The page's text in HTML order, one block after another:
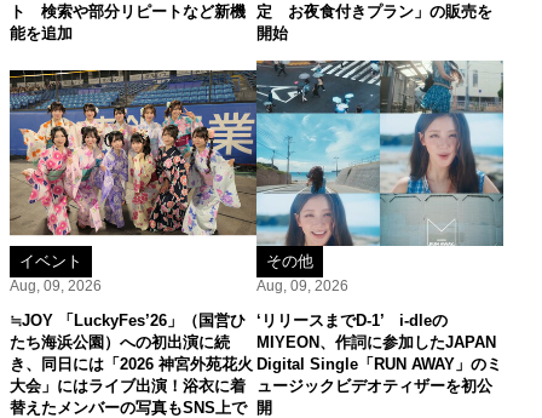
ト 検索や部分リピートなど新機
能を追加
定 お夜食付きプラン」の販売を
開始
イベント
Aug, 09, 2026
≒JOY 「LuckyFes’26」（国営ひ
たち海浜公園）への初出演に続
き、同日には「2026 神宮外苑花火
大会」にはライブ出演！浴衣に着
替えたメンバーの写真もSNS上で
その他
Aug, 09, 2026
‘リリースまでD-1’ i-dleの
MIYEON、作詞に参加したJAPAN
Digital Single「RUN AWAY」のミ
ュージックビデオティザーを初公
開